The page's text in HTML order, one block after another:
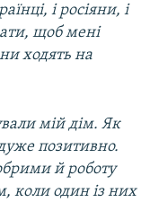
і росіяни, і
щоб мені
ходять на
мій дім. Як
позитивно.
й роботу
коли один із них